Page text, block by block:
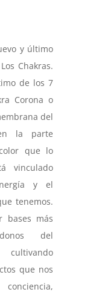
y último
Chakras.
de los 7
Corona o
del
la parte
que lo
vinculado
y el
tenemos.
bases más
del
que nos